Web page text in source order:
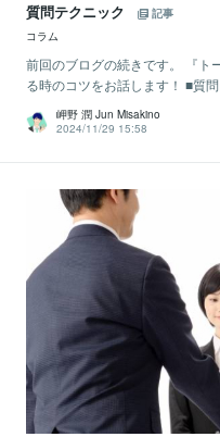
質問テクニック
記事
コラム
前回のブログの続きです。 『ト
る時のコツをお話します！ ■質
岬野 潤 Jun Misakino
2024/11/29 15:58